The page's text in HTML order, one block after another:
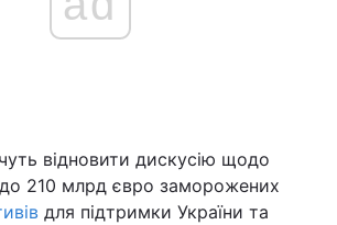
відновити дискусію щодо
210 млрд євро заморожених
для підтримки України та